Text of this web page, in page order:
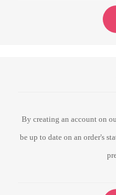
By creating an account on
be up to date on an order's